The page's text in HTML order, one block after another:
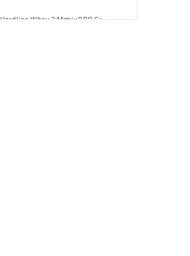
Hardline Whey 3 Matrix 908 Gr